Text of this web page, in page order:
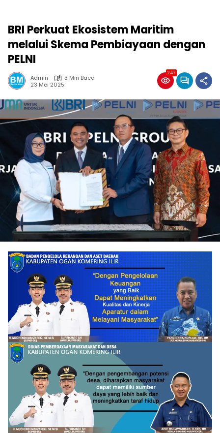
BRI Perkuat Ekosistem Maritim
melalui Skema Pembiayaan dengan
PELNI
Admin
3 Min Baca
23 Mei 2025
247